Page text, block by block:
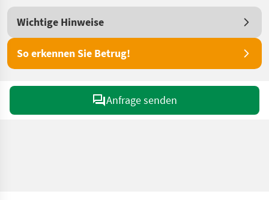
Wichtige Hinweise
So erkennen Sie Betrug!
Anfrage senden